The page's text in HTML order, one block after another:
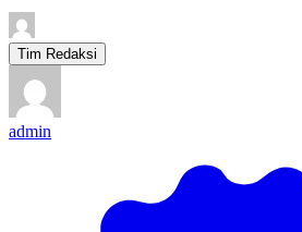
Tim Redaksi
admin